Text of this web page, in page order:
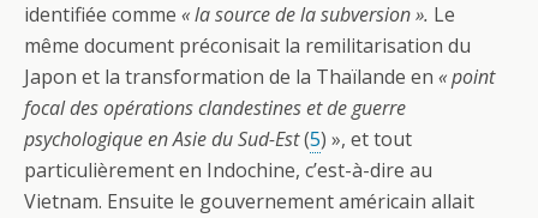
identifiée comme « la source de la subversion ». Le
même document préconisait la remilitarisation du
Japon et la transformation de la Thaïlande en « point
focal des opérations clandestines et de guerre
psychologique en Asie du Sud-Est(5) », et tout
particulièrement en Indochine, c’est-à-dire au
Vietnam. Ensuite le gouvernement américain allait